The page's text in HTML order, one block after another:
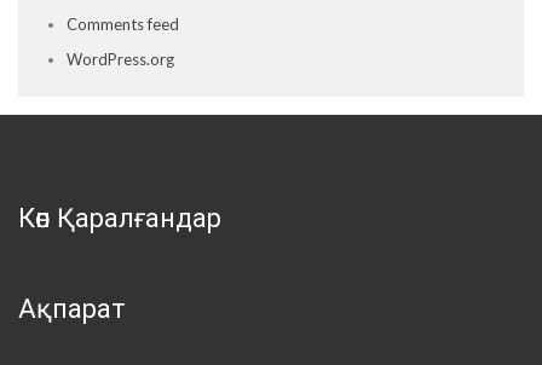
Comments feed
WordPress.org
Көп Қаралғандар
Ақпарат